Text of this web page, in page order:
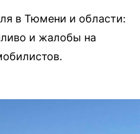
в Тюмени и области:
и жалобы на